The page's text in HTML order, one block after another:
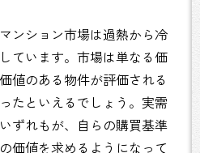
ンション市場は過熱から冷
ています。市場は単なる価
値のある物件が評価される
たといえるでしょう。実需
ずれもが、自らの購買基準
価値を求めるようになって